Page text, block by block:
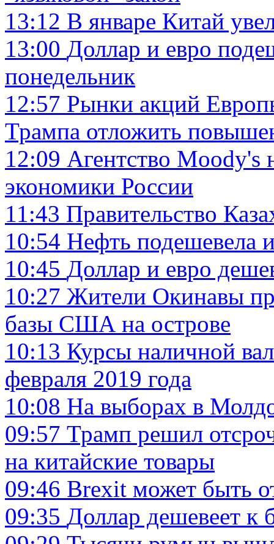
13:12 В январе Китай
13:00 Доллар и евро
понедельник
12:57 Рынки акций
Трампа отложить
12:09 Агентство Moody's
экономики России
11:43 Правительство
10:54 Нефть подешевела
10:45 Доллар и евро
10:27 Жители Окинавы
базы США на острове
10:13 Курсы наличной
февраля 2019 года
10:08 На выборах в
09:57 Трамп решил
на китайские товары
09:46 Brexit может быть
09:35 Доллар дешевеет к